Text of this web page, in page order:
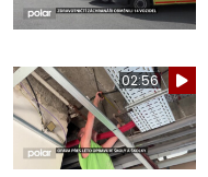
02:56